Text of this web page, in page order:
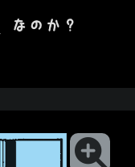
なのか？